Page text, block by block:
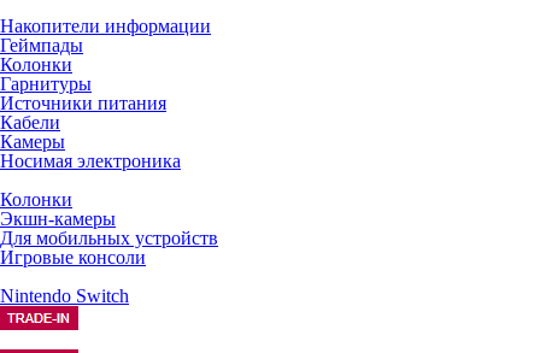
Накопители информации
Геймпады
Колонки
Гарнитуры
Источники питания
Кабели
Камеры
Носимая электроника
Колонки
Экшн-камеры
Для мобильных устройств
Игровые консоли
Nintendo Switch